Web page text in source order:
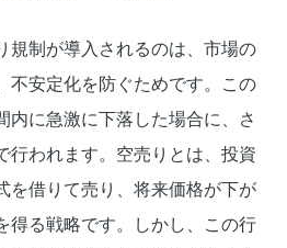
規制が導入されるのは、市場の
不安定化を防ぐためです。この
内に急激に下落した場合に、さ
行われます。空売りとは、投資
を借りて売り、将来価格が下が
得る戦略です。しかし、この行